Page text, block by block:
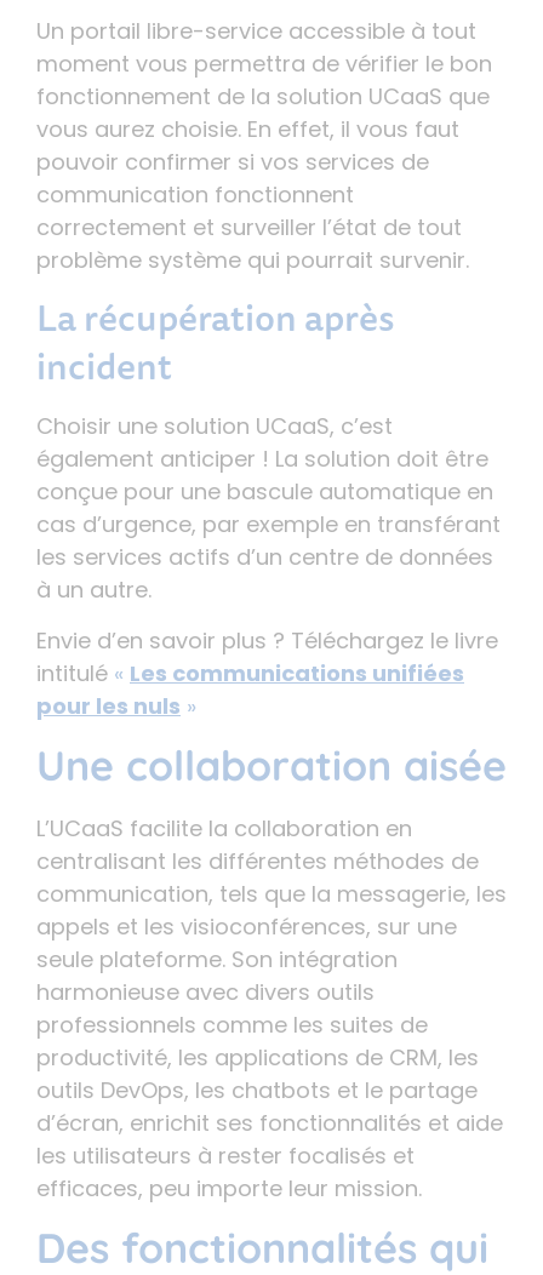
Un portail libre-service accessible à tout
moment vous permettra de vérifier le bon
fonctionnement de la solution UCaaS que
vous aurez choisie. En effet, il vous faut
pouvoir confirmer si vos services de
communication fonctionnent
correctement et surveiller l’état de tout
problème système qui pourrait survenir.
La récupération après
incident
Choisir une solution UCaaS, c’est
également anticiper ! La solution doit être
conçue pour une bascule automatique en
cas d’urgence, par exemple en transférant
les services actifs d’un centre de données
à un autre.
Envie d’en savoir plus ? Téléchargez le livre
intitulé « Les communications unifiées
pour les nuls »
Une collaboration aisée
L’UCaaS facilite la collaboration en
centralisant les différentes méthodes de
communication, tels que la messagerie, les
appels et les visioconférences, sur une
seule plateforme. Son intégration
harmonieuse avec divers outils
professionnels comme les suites de
productivité, les applications de CRM, les
outils DevOps, les chatbots et le partage
d’écran, enrichit ses fonctionnalités et aide
les utilisateurs à rester focalisés et
efficaces, peu importe leur mission.
Des fonctionnalités qui